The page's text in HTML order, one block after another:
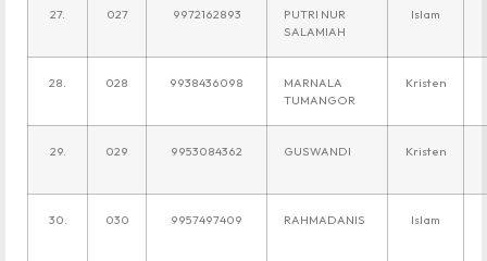
27. 027 9972162893
PUTRI NUR
SALAMIAH
Islam
28. 028 9938436098
MARNALA
TUMANGOR
Kristen
29. 029 9953084362 GUSWANDI Kristen
30. 030 9957497409 RAHMADANIS Islam